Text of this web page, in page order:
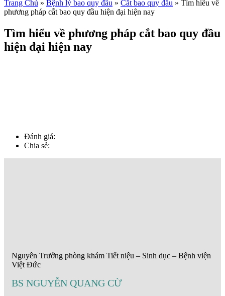
Trang Chủ » Bệnh lý bao quy đầu » Cắt bao quy đầu » Tìm hiểu về
phương pháp cắt bao quy đầu hiện đại hiện nay
Tìm hiểu về phương pháp cắt bao quy đầu
hiện đại hiện nay
Đánh giá:
Chia sẻ:
Nguyên Trưởng phòng khám Tiết niệu – Sinh dục – Bệnh viện
Việt Đức
BS NGUYỄN QUANG CỪ